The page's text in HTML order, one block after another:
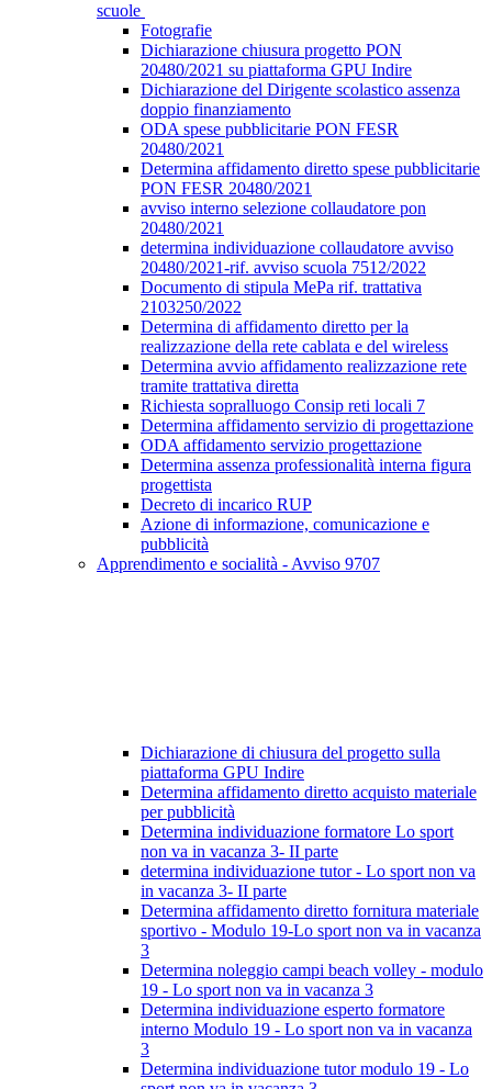
scuole
Fotografie
Dichiarazione chiusura progetto PON
20480/2021 su piattaforma GPU Indire
Dichiarazione del Dirigente scolastico assenza
doppio finanziamento
ODA spese pubblicitarie PON FESR
20480/2021
Determina affidamento diretto spese pubblicitarie
PON FESR 20480/2021
avviso interno selezione collaudatore pon
20480/2021
determina individuazione collaudatore avviso
20480/2021-rif. avviso scuola 7512/2022
Documento di stipula MePa rif. trattativa
2103250/2022
Determina di affidamento diretto per la
realizzazione della rete cablata e del wireless
Determina avvio affidamento realizzazione rete
tramite trattativa diretta
Richiesta sopralluogo Consip reti locali 7
Determina affidamento servizio di progettazione
ODA affidamento servizio progettazione
Determina assenza professionalità interna figura
progettista
Decreto di incarico RUP
Azione di informazione, comunicazione e
pubblicità
Apprendimento e socialità - Avviso 9707
Dichiarazione di chiusura del progetto sulla
piattaforma GPU Indire
Determina affidamento diretto acquisto materiale
per pubblicità
Determina individuazione formatore Lo sport
non va in vacanza 3- II parte
determina individuazione tutor - Lo sport non va
in vacanza 3- II parte
Determina affidamento diretto fornitura materiale
sportivo - Modulo 19-Lo sport non va in vacanza
3
Determina noleggio campi beach volley - modulo
19 - Lo sport non va in vacanza 3
Determina individuazione esperto formatore
interno Modulo 19 - Lo sport non va in vacanza
3
Determina individuazione tutor modulo 19 - Lo